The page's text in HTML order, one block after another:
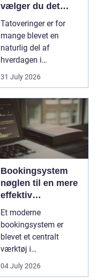
vælger du det
rigtige studie
Tatoveringer er for
mange blevet en
naturlig del af
hverdagen i
København. Byen er
fyldt med dygtige...
31 July 2026
Bookingsystem
nøglen til en mere
effektiv
klinikhverdag
Et moderne
bookingsystem er
blevet et centralt
værktøj i
sundhedssektoren.
Klinikker, praksis og
04 July 2026